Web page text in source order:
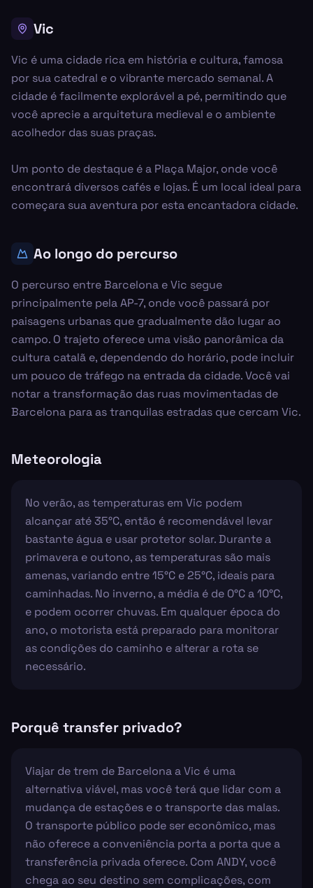
Vic
Vic é uma cidade rica em história e cultura, famosa
por sua catedral e o vibrante mercado semanal. A
cidade é facilmente explorável a pé, permitindo que
você aprecie a arquitetura medieval e o ambiente
acolhedor das suas praças.
Um ponto de destaque é a Plaça Major, onde você
encontrará diversos cafés e lojas. É um local ideal para
começara sua aventura por esta encantadora cidade.
Ao longo do percurso
O percurso entre Barcelona e Vic segue
principalmente pela AP-7, onde você passará por
paisagens urbanas que gradualmente dão lugar ao
campo. O trajeto oferece uma visão panorâmica da
cultura catalã e, dependendo do horário, pode incluir
um pouco de tráfego na entrada da cidade. Você vai
notar a transformação das ruas movimentadas de
Barcelona para as tranquilas estradas que cercam Vic.
Meteorologia
No verão, as temperaturas em Vic podem
alcançar até 35°C, então é recomendável levar
bastante água e usar protetor solar. Durante a
primavera e outono, as temperaturas são mais
amenas, variando entre 15°C e 25°C, ideais para
caminhadas. No inverno, a média é de 0°C a 10°C,
e podem ocorrer chuvas. Em qualquer época do
ano, o motorista está preparado para monitorar
as condições do caminho e alterar a rota se
necessário.
Porquê transfer privado?
Viajar de trem de Barcelona a Vic é uma
alternativa viável, mas você terá que lidar com a
mudança de estações e o transporte das malas.
O transporte público pode ser econômico, mas
não oferece a conveniência porta a porta que a
transferência privada oferece. Com ANDY, você
chega ao seu destino sem complicações, com